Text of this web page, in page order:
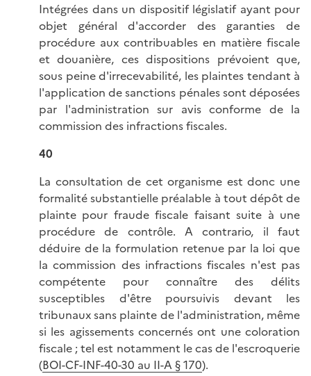
Intégrées dans un dispositif législatif ayant pour
objet général d'accorder des garanties de
procédure aux contribuables en matière fiscale
et douanière, ces dispositions prévoient que,
sous peine d'irrecevabilité, les plaintes tendant à
l'application de sanctions pénales sont déposées
par l'administration sur avis conforme de la
commission des infractions fiscales.
40
La consultation de cet organisme est donc une
formalité substantielle préalable à tout dépôt de
plainte pour fraude fiscale faisant suite à une
procédure de contrôle. A contrario, il faut
déduire de la formulation retenue par la loi que
la commission des infractions fiscales n'est pas
compétente pour connaître des délits
susceptibles d'être poursuivis devant les
tribunaux sans plainte de l'administration, même
si les agissements concernés ont une coloration
fiscale ; tel est notamment le cas de l'escroquerie
(BOI-CF-INF-40-30 au II-A § 170).